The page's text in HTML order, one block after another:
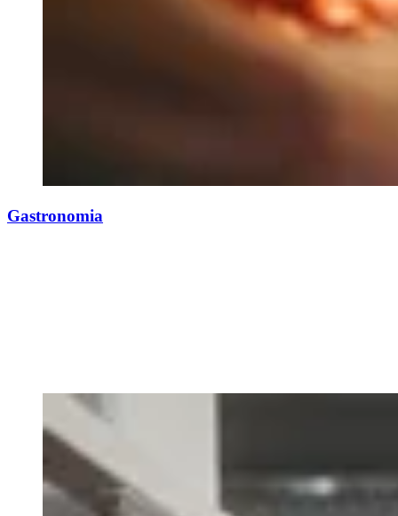
Gastronomia